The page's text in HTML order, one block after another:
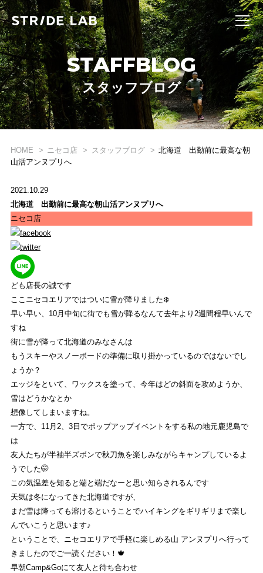
WHAT'S STRIDE LAB ?
STRIDE LABとは？
ONLINE SHOP
オンライン ショップ
EVENT
イベント
REVIEW
商品レビュー
COLUMN
コラム
SHOP
店舗一覧
RECRUIT
NISEKO
ストライトラボニセコ店TOP
EVENT
ストライトラボニセコ店独自の最新
STAFFBLOG
スタッフブログ
HOME ニセコ店 スタッフブログ
北海道 出勤前に最高な朝
山活アンヌプリへ
2021.10.29
北海道 出勤前に最高な朝山活アンヌプリへ
ニセコ店
ども店長の誠です
ここニセコエリアではついに雪が降りました❄️
早い早い、10月中旬に街でも雪が降るなんて去年より2週間程早いんで
すね
街に雪が降って北海道のみなさんは
もうスキーやスノーボードの準備に取り掛かっているのではないでし
ょうか？
エッジをといて、ワックスを塗って、今年はどの斜面を攻めようか、
雪はどうかなとか
想像してしまいますね。
一方で、11月2、3日でポップアップイベントをする私の地元鹿児島で
は
友人たちが半袖半ズボンで秋刀魚を楽しみながらキャンプしているよ
うでした🤭
この気温差を知ると端と端だなーと思い知らされるんです
天気は冬になってきた北海道ですが、
まだ雪は降っても溶けるということでハイキングをギリギリまで楽し
んでいこうと思います♪
ということで、ニセコエリアで手軽に楽しめる山 アンヌプリへ行って
きましたのでご一読ください！🍁
早朝Camp&Goにて友人と待ち合わせ